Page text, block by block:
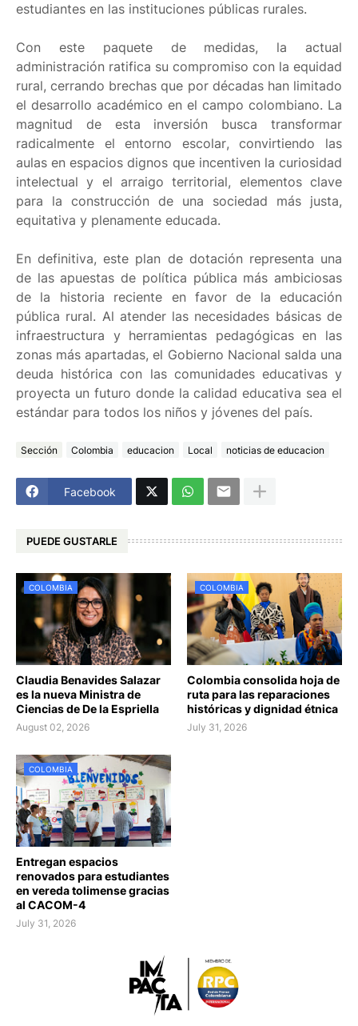
estudiantes en las instituciones públicas rurales.
Con este paquete de medidas, la actual
administración ratifica su compromiso con la equidad
rural, cerrando brechas que por décadas han limitado
el desarrollo académico en el campo colombiano. La
magnitud de esta inversión busca transformar
radicalmente el entorno escolar, convirtiendo las
aulas en espacios dignos que incentiven la curiosidad
intelectual y el arraigo territorial, elementos clave
para la construcción de una sociedad más justa,
equitativa y plenamente educada.
En definitiva, este plan de dotación representa una
de las apuestas de política pública más ambiciosas
de la historia reciente en favor de la educación
pública rural. Al atender las necesidades básicas de
infraestructura y herramientas pedagógicas en las
zonas más apartadas, el Gobierno Nacional salda una
deuda histórica con las comunidades educativas y
proyecta un futuro donde la calidad educativa sea el
estándar para todos los niños y jóvenes del país.
Sección Colombia educacion Local noticias de educacion
Facebook
PUEDE GUSTARLE
COLOMBIA
Claudia Benavides Salazar
es la nueva Ministra de
Ciencias de De la Espriella
August 02, 2026
COLOMBIA
Colombia consolida hoja de
ruta para las reparaciones
históricas y dignidad étnica
July 31, 2026
COLOMBIA
Entregan espacios
renovados para estudiantes
en vereda tolimense gracias
al CACOM-4
July 31, 2026